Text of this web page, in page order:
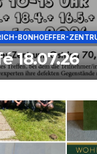
BONHOEFFER-
18.07.26